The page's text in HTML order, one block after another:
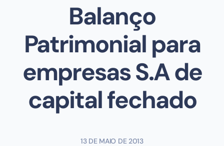
Balanço
Patrimonial para
empresas S.A de
capital fechado
13 DE MAIO DE 2013